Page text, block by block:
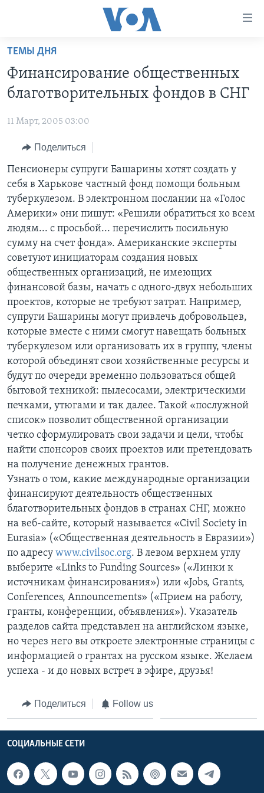
Перейти
основной
контент
навигации
Перейти
поиск
ПРОГРАММЫ
НОВОСТИ ЗА МИНУТУ
ИТОГИ
ПОЧЕМУ ЭТО ВАЖНО?
ДИСКУССИЯ VOA
ДЕТАЛИ
НЬЮ-ЙОРК NEW YORK
АМЕРИКА. БОЛЬШОЕ ПУТЕШЕСТВИЕ
УЧИМ АНГЛИЙСКИЙ
НАША АМЕРИКАНСКАЯ ИСТОРИЯ
А КАК В АМЕРИКЕ?
АРТЕФАКТЫ
АМЕРИКАНСКИЕ ГОРОДКИ
ТЕСТЫ
ЭКСПЕРТИЗА
ИНТЕРВЬЮ
ФАКТЫ ПРОТИВ ФЕЙКОВ
ЗА СВОБОДУ ПРЕССЫ
УЧИМ АНГЛИЙСКИЙ
ВИДЕО
ПОДПИСКА НА НОВОСТИ
Learning English
СОЦИАЛЬНЫЕ СЕТИ
Языки
ТЕМЫ ДНЯ
Финансирование общественных
благотворительных фондов в СНГ
11 Март, 2005 03:00
Поделиться
Пенсионеры супруги Башарины хотят создать у
себя в Харькове частный фонд помощи больным
туберкулезом. В электронном послании на «Голос
Америки» они пишут: «Решили обратиться ко всем
людям... с просьбой... перечислить посильную
сумму на счет фонда». Американские эксперты
советуют инициаторам создания новых
общественных организаций, не имеющих
финансовой базы, начать с одного-двух небольших
проектов, которые не требуют затрат. Например,
супруги Башарины могут привлечь добровольцев,
которые вместе с ними смогут навещать больных
туберкулезом или организовать их в группу, члены
которой объединят свои хозяйственные ресурсы и
будут по очереди временно пользоваться общей
бытовой техникой: пылесосами, электрическими
печками, утюгами и так далее. Такой «послужной
список» позволит общественной организации
четко сформулировать свои задачи и цели, чтобы
найти спонсоров своих проектов или претендовать
на получение денежных грантов.
Узнать о том, какие международные организации
финансируют деятельность общественных
благотворительных фондов в странах СНГ, можно
на веб-сайте, который называется «Civil Society in
Eurasia» («Общественная деятельность в Евразии»)
по адресу www.civilsoc.org. В левом верхнем углу
выберите «Links to Funding Sources» («Линки к
источникам финансирования») или «Jobs, Grants,
Conferences, Announcements» («Прием на работу,
гранты, конференции, объявления»). Указатель
разделов сайта представлен на английском языке,
но через него вы откроете электронные страницы с
информацией о грантах на русском языке. Желаем
успеха - и до новых встреч в эфире, друзья!
Поделиться Follow us
СОЦИАЛЬНЫЕ СЕТИ